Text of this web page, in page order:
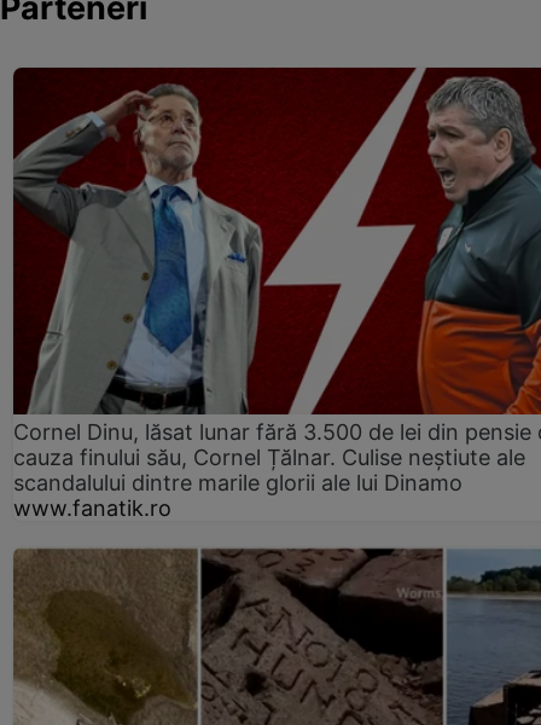
Cornel Dinu, lăsat lunar fără 3.500 de lei din pensie
cauza finului său, Cornel Țălnar. Culise neștiute ale
scandalului dintre marile glorii ale lui Dinamo
www.fanatik.ro